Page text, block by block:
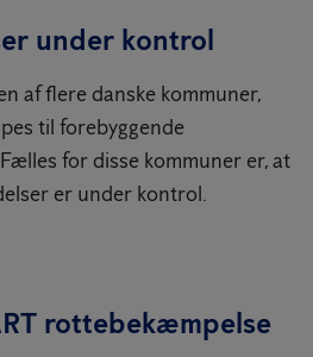
under kontrol
af flere danske kommuner,
til forebyggende
for disse kommuner er, at
er under kontrol.
rottebekæmpelse